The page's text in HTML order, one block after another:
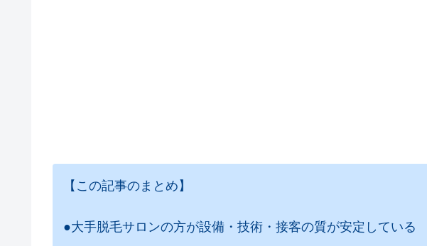
【この記事のまとめ】
●大手脱毛サロンの方が設備・技術・接客の質が安定している